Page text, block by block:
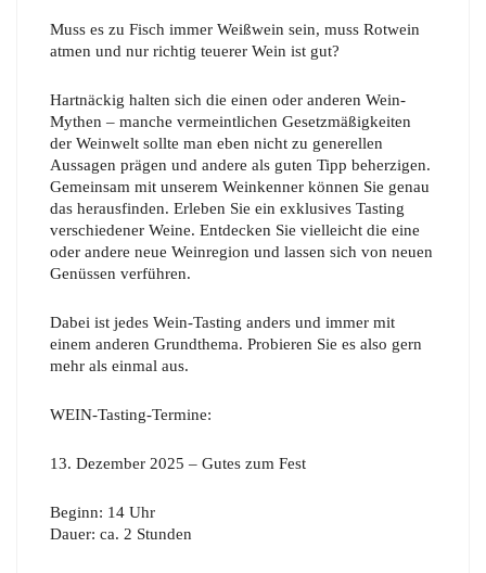
Muss es zu Fisch immer Weißwein sein, muss Rotwein
atmen und nur richtig teuerer Wein ist gut?
Hartnäckig halten sich die einen oder anderen Wein-
Mythen – manche vermeintlichen Gesetzmäßigkeiten
der Weinwelt sollte man eben nicht zu generellen
Aussagen prägen und andere als guten Tipp beherzigen.
Gemeinsam mit unserem Weinkenner können Sie genau
das herausfinden. Erleben Sie ein exklusives Tasting
verschiedener Weine. Entdecken Sie vielleicht die eine
oder andere neue Weinregion und lassen sich von neuen
Genüssen verführen.
Dabei ist jedes Wein-Tasting anders und immer mit
einem anderen Grundthema. Probieren Sie es also gern
mehr als einmal aus.
WEIN-Tasting-Termine:
13. Dezember 2025 – Gutes zum Fest
Beginn: 14 Uhr
Dauer: ca. 2 Stunden